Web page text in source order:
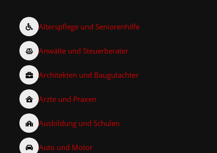
Alterspflege und Seniorenhilfe
Anwälte und Steuerberater
Architekten und Baugutachter
Ärzte und Praxen
Ausbildung und Schulen
Auto und Motor